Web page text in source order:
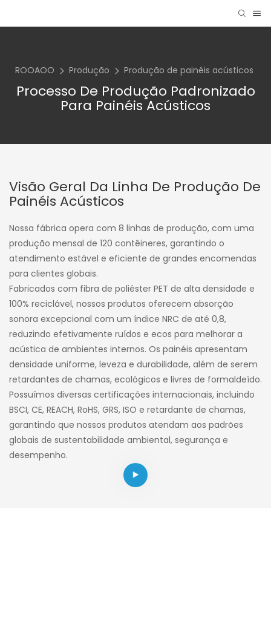
ROOAOO Produção Produção de painéis acústicos
Processo De Produção Padronizado
Para Painéis Acústicos
Visão Geral Da Linha De Produção De
Painéis Acústicos
Nossa fábrica opera com 8 linhas de produção, com uma
produção mensal de 120 contêineres, garantindo o
atendimento estável e eficiente de grandes encomendas
para clientes globais.
Fabricados com fibra de poliéster PET de alta densidade e
100% reciclável, nossos produtos oferecem absorção
sonora excepcional com um índice NRC de até 0,8,
reduzindo efetivamente ruídos e ecos para melhorar a
acústica de ambientes internos. Os painéis apresentam
densidade uniforme, leveza e durabilidade, além de serem
retardantes de chamas, ecológicos e livres de formaldeído.
Possuímos diversas certificações internacionais, incluindo
BSCI, CE, REACH, RoHS, GRS, ISO e retardante de chamas,
garantindo que nossos produtos atendam aos padrões
globais de sustentabilidade ambiental, segurança e
desempenho.